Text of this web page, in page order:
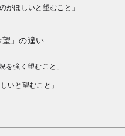
がほしいと望むこと」
」の違い
を強く望むこと」
いと望むこと」